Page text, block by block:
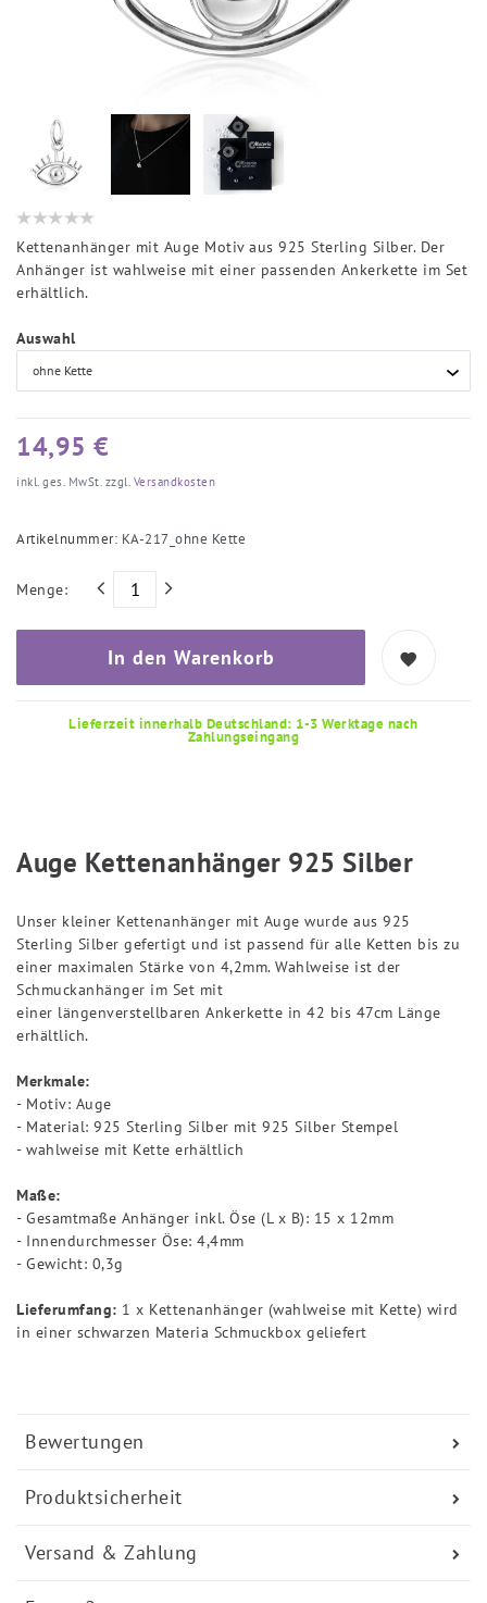
Kettenanhänger mit Auge Motiv aus 925 Sterling Silber. Der
Anhänger ist wahlweise mit einer passenden Ankerkette im Set
erhältlich.
Auswahl
14,95 €
inkl. ges. MwSt. zzgl.Versandkosten
Artikelnummer: KA-217_ohne Kette
Menge:
In den Warenkorb
Lieferzeit innerhalb Deutschland: 1-3 Werktage nach
Zahlungseingang
Bewertungen
Produktsicherheit
Versand & Zahlung
Auge Kettenanhänger 925 Silber
Unser kleiner Kettenanhänger mit Auge wurde aus 925
Sterling Silber gefertigt und ist passend für alle Ketten bis zu
einer maximalen Stärke von 4,2mm. Wahlweise ist der
Schmuckanhänger im Set mit
einer längenverstellbaren Ankerkette in 42 bis 47cm Länge
erhältlich.
Merkmale:
- Motiv: Auge
- Material: 925 Sterling Silber mit 925 Silber Stempel
- wahlweise mit Kette erhältlich
Maße:
- Gesamtmaße Anhänger inkl. Öse (L x B): 15 x 12mm
- Innendurchmesser Öse: 4,4mm
- Gewicht: 0,3g
Lieferumfang: 1 x Kettenanhänger (wahlweise mit Kette) wird
in einer schwarzen Materia Schmuckbox geliefert